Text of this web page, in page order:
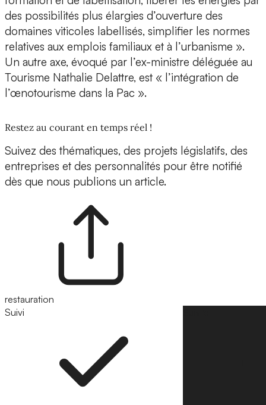
des possibilités plus élargies d’ouverture des
domaines viticoles labellisés, simplifier les normes
relatives aux emplois familiaux et à l’urbanisme ».
Un autre axe, évoqué par l’ex-ministre déléguée au
Tourisme Nathalie Delattre, est « l’intégration de
l’œnotourisme dans la Pac ».
Restez au courant en temps réel !
Suivez des thématiques, des projets législatifs, des
entreprises et des personnalités pour être notifié
dès que nous publions un article.
restauration
Suivi